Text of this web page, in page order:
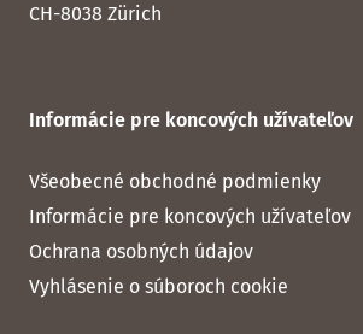
CH-8038 Zürich
Informácie pre koncových užívateľov
Všeobecné obchodné podmienky
Informácie pre koncových užívateľov
Ochrana osobných údajov
Vyhlásenie o súboroch cookie